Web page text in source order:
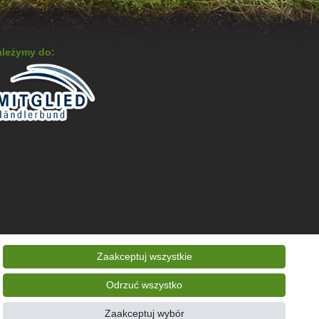
do:
Odstąp od umowy tutaj Kontakt
Zaakceptuj wszystkie
Odrzuć wszystko
Zaakceptuj wybór